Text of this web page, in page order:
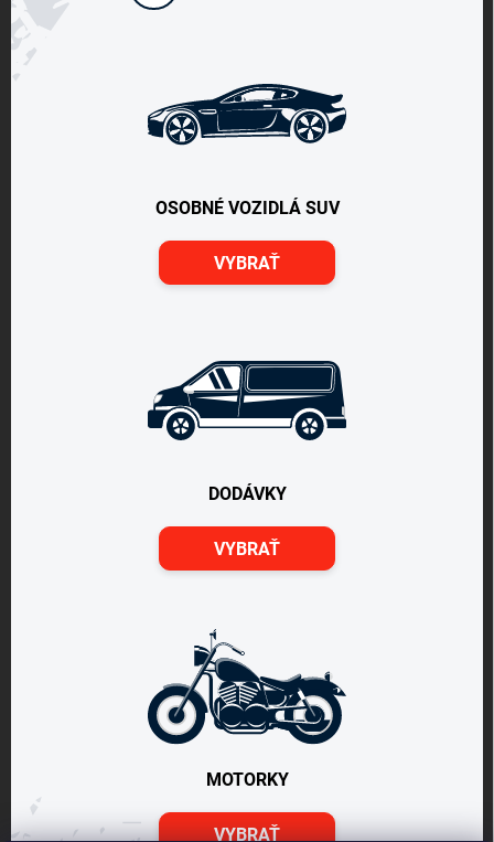
OSOBNÉ VOZIDLÁ SUV
VYBRAŤ
DODÁVKY
VYBRAŤ
MOTORKY
VYBRAŤ